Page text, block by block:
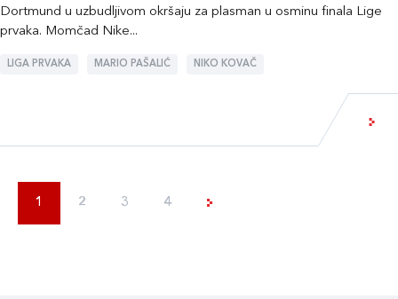
Dortmund u uzbudljivom okršaju za plasman u osminu finala Lige
prvaka. Momčad Nike...
LIGA PRVAKA MARIO PAŠALIĆ NIKO KOVAČ
1 2 3 4